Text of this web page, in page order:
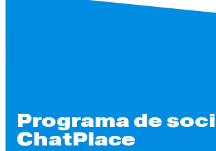
Programa de
ChatPlace